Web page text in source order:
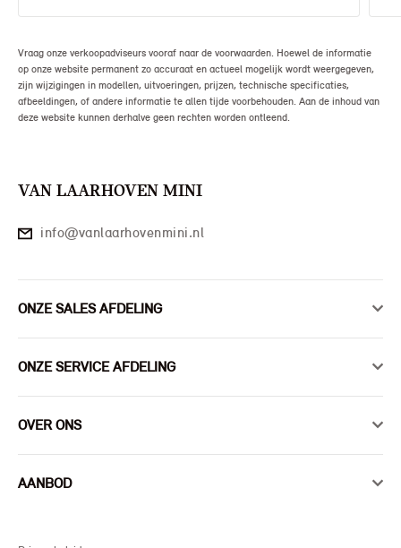
Vraag onze verkoopadviseurs vooraf naar de voorwaarden. Hoewel de informatie
op onze website permanent zo accuraat en actueel mogelijk wordt weergegeven,
zijn wijzigingen in modellen, uitvoeringen, prijzen, technische specificaties,
afbeeldingen, of andere informatie te allen tijde voorbehouden. Aan de inhoud van
deze website kunnen derhalve geen rechten worden ontleend.
VAN LAARHOVEN MINI
info@vanlaarhovenmini.nl
ONZE SALES AFDELING
ONZE SERVICE AFDELING
OVER ONS
AANBOD